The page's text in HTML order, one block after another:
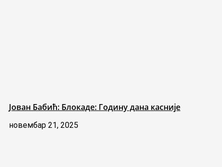
Јован Бабић: Блокаде: Годину дана касније
новембар 21, 2025